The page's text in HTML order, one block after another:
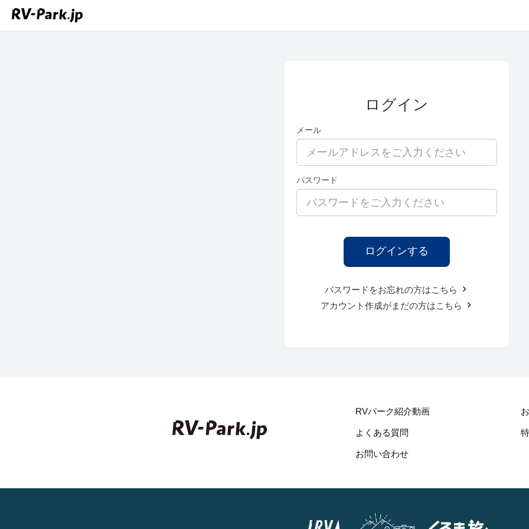
ログイン
メール
パスワード
パスワードをお忘れの方はこちら
アカウント作成がまだの方はこちら
RVパーク紹介動画
よくある質問
お問い合わせ